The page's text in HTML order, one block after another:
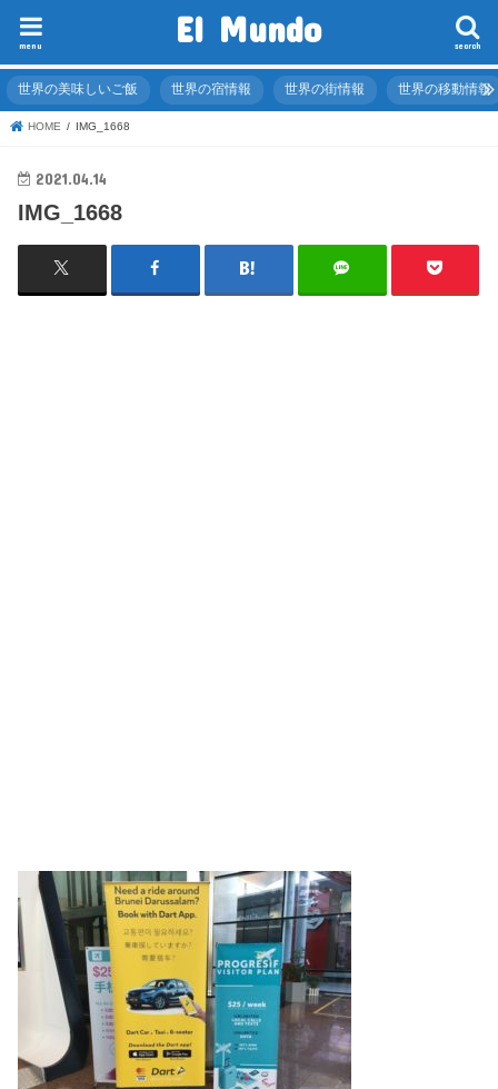
El Mundo search
menu
世界の美味しいご飯 世界の宿情報 世界の街情報 世界の移動情報
HOME IMG_1668
2021.04.14
IMG_1668